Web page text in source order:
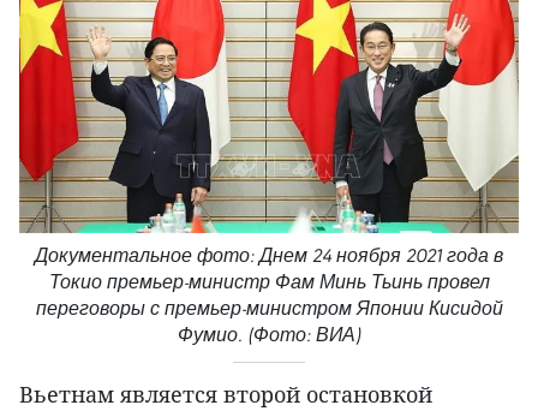
Документальное фото: Днем 24 ноября 2021 года в
Токио премьер-министр Фам Минь Тьинь провел
переговоры с премьер-министром Японии Кисидой
Фумио. (Фото: ВИА)
Вьетнам является второй остановкой